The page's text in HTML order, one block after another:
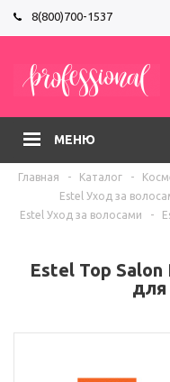
8(800)700-1537
МЕНЮ
Главная - Каталог -
Estel Уход за
Estel Уход за волосами
-
Estel Top
для